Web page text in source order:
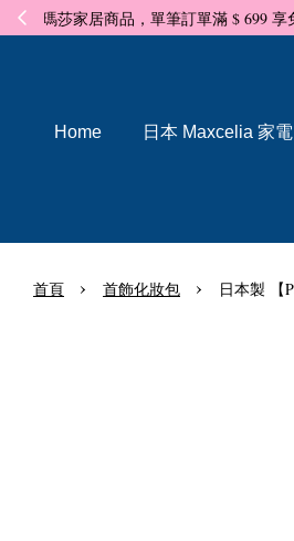
Home 日本 Maxcelia 家電
首頁 › 首飾化妝包 › 日本製 【